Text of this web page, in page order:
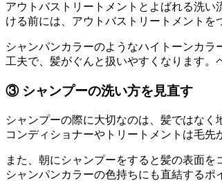
アウトバストリートメントとよばれる洗
ける前には、アウトバストリートメントを
シャンパンカラーのようなハイトーンカ
工夫で、髪がぐんと扱いやすくなります。
③ シャンプーの洗い方を見直す
シャンプーの際に大切なのは、髪ではな
コンディショナーやトリートメントは毛
また、朝にシャンプーをすると髪の表面
シャンパンカラーの色持ちにも直結するポ